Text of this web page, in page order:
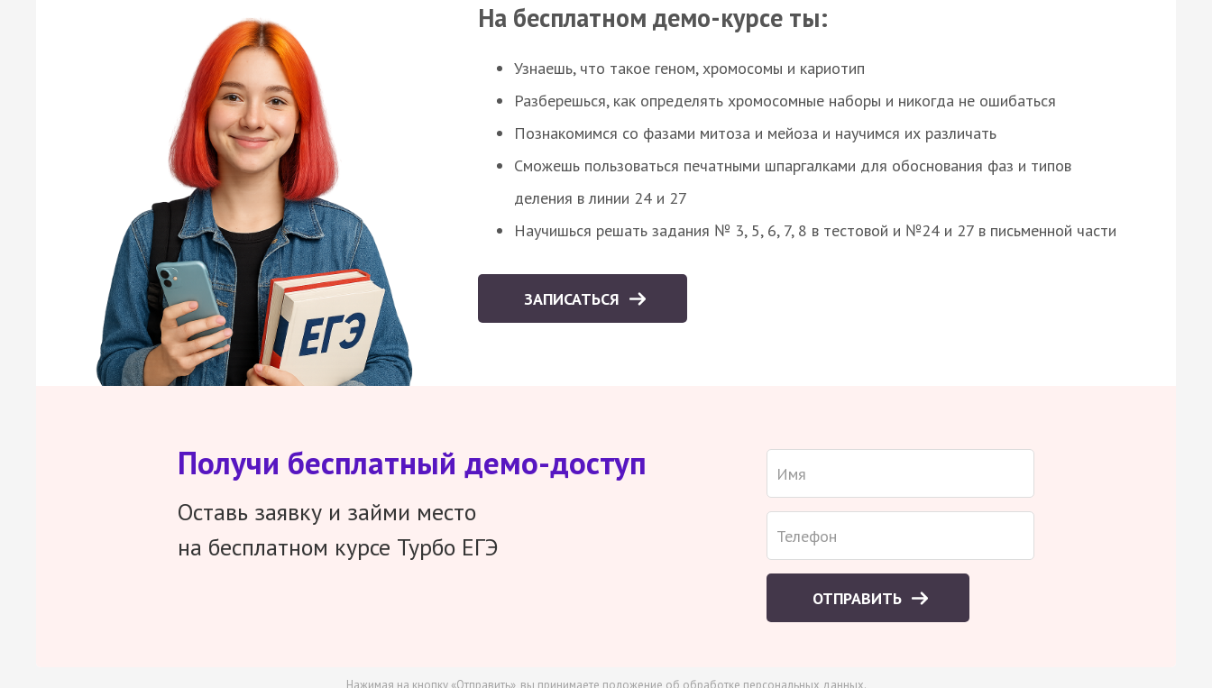
На бесплатном демо-курсе ты:
Узнаешь, что такое геном, хромосомы и кариотип
Разберешься, как определять хромосомные наборы и никогда не ошибаться
Познакомимся со фазами митоза и мейоза и научимся их различать
Сможешь пользоваться печатными шпаргалками для обоснования фаз и типов
деления в линии 24 и 27
Научишься решать задания № 3, 5, 6, 7, 8 в тестовой и №24 и 27 в письменной части
ЗАПИСАТЬСЯ
Получи бесплатный демо-доступ
Оставь заявку и займи место
на бесплатном курсе Турбо ЕГЭ
ОТПРАВИТЬ